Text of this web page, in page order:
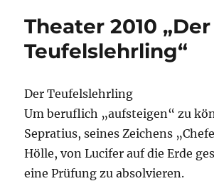
Theater 2010 „Der
Teufelslehrling“
Der Teufelslehrling
Um beruflich „aufsteigen“ zu
Sepratius, seines Zeichens
Hölle, von Lucifer auf die Erde
eine Prüfung zu absolvieren.